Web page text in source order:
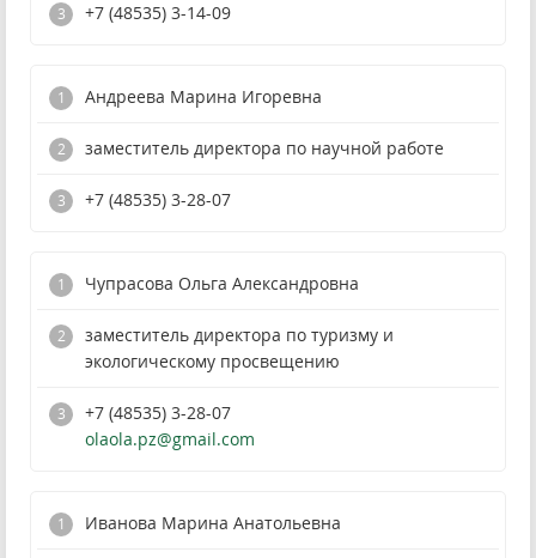
+7 (48535) 3-14-09
Андреева Марина Игоревна
заместитель директора по научной работе
+7 (48535) 3-28-07
Чупрасова Ольга Александровна
заместитель директора по туризму и
экологическому просвещению
+7 (48535) 3-28-07
olaola.pz@gmail.com
Иванова Марина Анатольевна